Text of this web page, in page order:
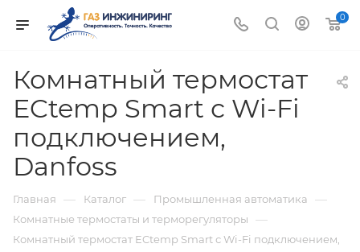
0
Комнатный термостат
ECtemp Smart с Wi-Fi
подключением,
Danfoss
Главная — Каталог — Промышленная автоматика —
Комнатные термостаты и терморегуляторы —
Комнатный термостат ECtemp Smart с Wi-Fi подключением,